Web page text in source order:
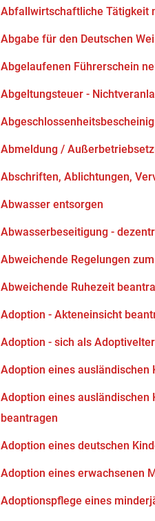
Abfallwirtschaftliche Tätigkeit
Abgabe für den Deutschen
Abgelaufenen Führerschein
Abgeltungsteuer -
Abmeldung /
Abschriften, Ablichtungen,
Abwasser entsorgen
Abwasserbeseitigung -
Abweichende Regelungen
Abweichende Ruhezeit
Adoption - Akteneinsicht
Adoption - sich als
Adoption eines ausländischen
Adoption eines ausländischen
beantragen
Adoption eines deutschen
Adoption eines erwachsenen
Adoptionspflege eines